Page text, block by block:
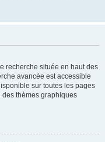
recherche située en haut des
avancée est accessible
sur toutes les pages
des thèmes graphiques